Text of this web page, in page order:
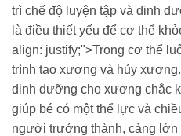
trì chế độ luyện tập và dinh
là điều thiết yếu để cơ thể
align: justify;">Trong cơ thể
trình tạo xương và hủy
dinh dưỡng cho xương chắc
giúp bé có một thể lực và
người trưởng thành, càng